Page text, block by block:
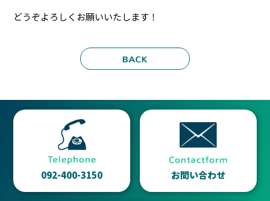
どうぞよろしくお願いいたします！
092-400-3150 お問い合わせ